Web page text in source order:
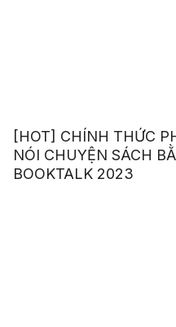
[HOT] CHÍNH THỨC PHÁT ĐỘNG: CUỘC THI
NÓI CHUYỆN SÁCH
BOOKTALK 2023